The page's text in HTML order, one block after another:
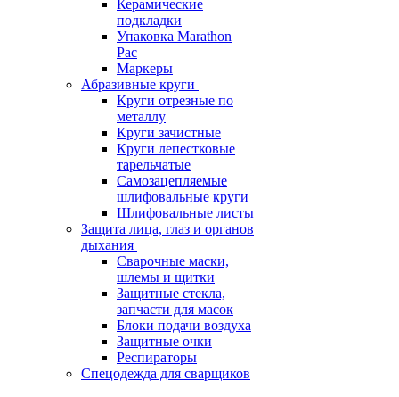
Керамические
подкладки
Упаковка Marathon
Pac
Маркеры
Абразивные круги
Круги отрезные по
металлу
Круги зачистные
Круги лепестковые
тарельчатые
Самозацепляемые
шлифовальные круги
Шлифовальные листы
Защита лица, глаз и органов
дыхания
Сварочные маски,
шлемы и щитки
Защитные стекла,
запчасти для масок
Блоки подачи воздуха
Защитные очки
Респираторы
Спецодежда для сварщиков